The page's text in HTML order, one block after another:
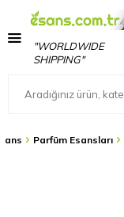
"WORLDWIDE
SHIPPING"
Parfüm Esansları